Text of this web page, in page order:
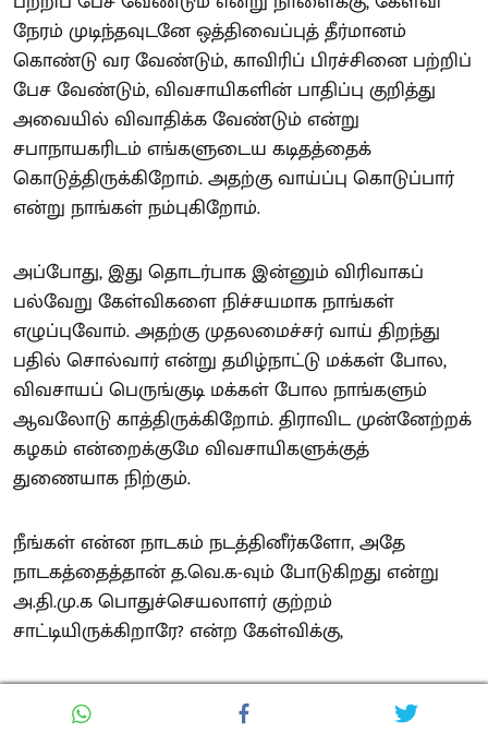
நேரம் முடிந்தவுடனே ஒத்திவைப்புத் தீர்மானம்
கொண்டு வர வேண்டும், காவிரிப் பிரச்சினை பற்றிப்
பேச வேண்டும், விவசாயிகளின் பாதிப்பு குறித்து
அவையில் விவாதிக்க வேண்டும் என்று
சபாநாயகரிடம் எங்களுடைய கடிதத்தைக்
கொடுத்திருக்கிறோம். அதற்கு வாய்ப்பு கொடுப்பார்
என்று நாங்கள் நம்புகிறோம்.
அப்போது, இது தொடர்பாக இன்னும் விரிவாகப்
பல்வேறு கேள்விகளை நிச்சயமாக நாங்கள்
எழுப்புவோம். அதற்கு முதலமைச்சர் வாய் திறந்து
பதில் சொல்வார் என்று தமிழ்நாட்டு மக்கள் போல,
விவசாயப் பெருங்குடி மக்கள் போல நாங்களும்
ஆவலோடு காத்திருக்கிறோம். திராவிட முன்னேற்றக்
கழகம் என்றைக்குமே விவசாயிகளுக்குத்
துணையாக நிற்கும்.
நீங்கள் என்ன நாடகம் நடத்தினீர்களோ, அதே
நாடகத்தைத்தான் த.வெ.க-வும் போடுகிறது என்று
அ.தி.மு.க பொதுச்செயலாளர் குற்றம்
சாட்டியிருக்கிறாரே? என்ற கேள்விக்கு,
நாடகமா? என்ன நாடகம்? நாங்களா தேர்தல்
வாக்குறுதி கொடுத்தோம்? பயிர்க்கடன் தள்ளுபடி